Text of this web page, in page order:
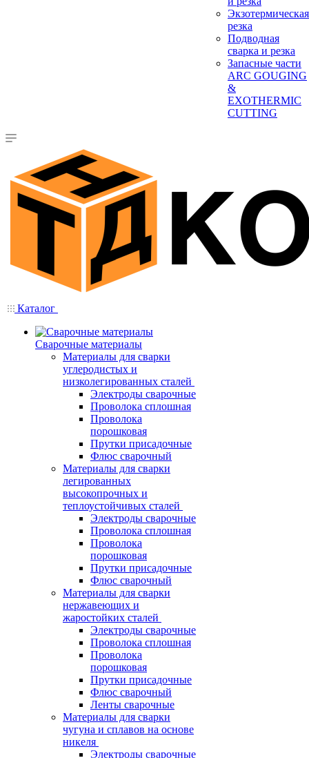
Экзотермическая
резка
Подводная
сварка и резка
Запасные части
ARC GOUGING
&
EXOTHERMIC
CUTTING
Каталог
Сварочные материалы
Материалы для сварки
углеродистых и
низколегированных сталей
Электроды сварочные
Проволока сплошная
Проволока
порошковая
Прутки присадочные
Флюс сварочный
Материалы для сварки
легированных
высокопрочных и
теплоустойчивых сталей
Электроды сварочные
Проволока сплошная
Проволока
порошковая
Прутки присадочные
Флюс сварочный
Материалы для сварки
нержавеющих и
жаростойких сталей
Электроды сварочные
Проволока сплошная
Проволока
порошковая
Прутки присадочные
Флюс сварочный
Ленты сварочные
Материалы для сварки
чугуна и сплавов на основе
никеля
Электроды сварочные